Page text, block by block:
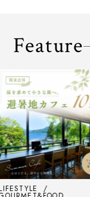
Feature